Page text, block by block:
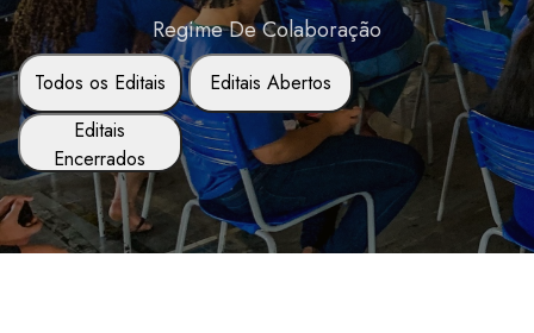
Regime De Colaboração
Todos os Editais
Editais Abertos
Editais
Encerrados